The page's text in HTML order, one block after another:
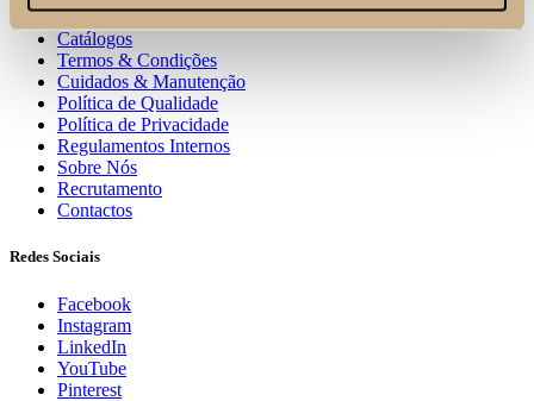
Profissionais
Catálogos
Termos & Condições
Cuidados & Manutenção
Política de Qualidade
Política de Privacidade
Regulamentos Internos
Sobre Nós
Recrutamento
Contactos
Redes Sociais
Facebook
Instagram
LinkedIn
YouTube
Pinterest